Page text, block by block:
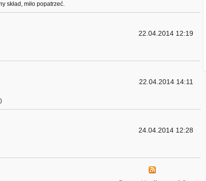
skład, miło popatrzeć.
22.04.2014 12:19
22.04.2014 14:11
24.04.2014 12:28